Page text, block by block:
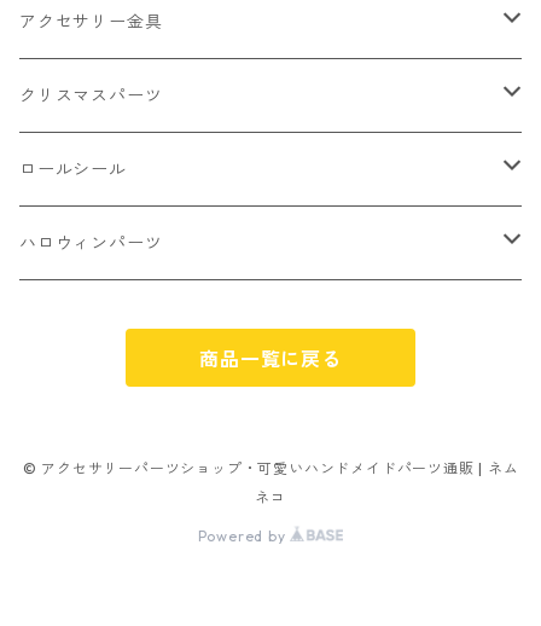
パン
ゼリー
フルーツ系 野菜果物
お花
ミニパーツ ネイル
雑貨系
カボチャ
クラック
ソロバン型
アルファベット
スノーフレーク
フレーム
2㎜
不透明
3㎜
不透明タイプ
ミックスタイプ
4㎜
アクセサリー金具
カラー丸カン
10㎜
ボールチップ
ピアスパーツ
つぶし玉
クリスマスパーツ
プラチャーム
デコパーツ 貼り付けパーツ
ステッカー シール
アクリルビーズ
ロールシール
サンキュー
アニマル
ハロウィンパーツ
その他
商品一覧に戻る
© アクセサリーパーツショップ・可愛いハンドメイドパーツ通販 | ネム
ネコ
Powered by